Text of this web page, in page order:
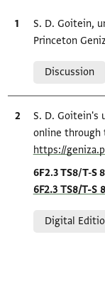
Bibliographic
S. D. Goitein,
Princeton
Discussion
Bibliographic
S. D. Goitein's
online through
https://
Location in
6F2.3 TS8/T-S
6F2.3 TS8/T-S
Digital